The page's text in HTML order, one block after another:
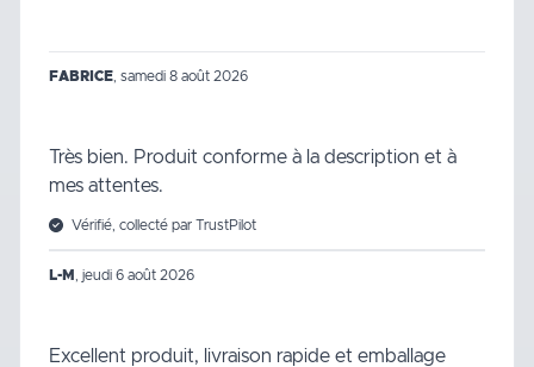
FABRICE samedi 8 août 2026
Très bien. Produit conforme à la description et à
mes attentes.
Vérifié, collecté par TrustPilot
L-M jeudi 6 août 2026
Excellent produit, livraison rapide et emballage